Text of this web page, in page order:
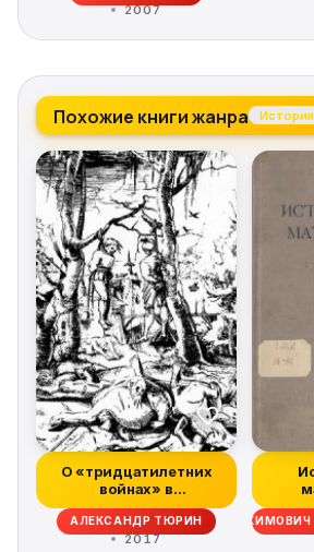
2007
Похожие книги жанра
О «тридцатилетних
войнах» в
историческом
ландшафте
АЛЕКСАНДР ТЮРИН
2017
КОНСТАНТИНОВ, ГРИГОРИЙ